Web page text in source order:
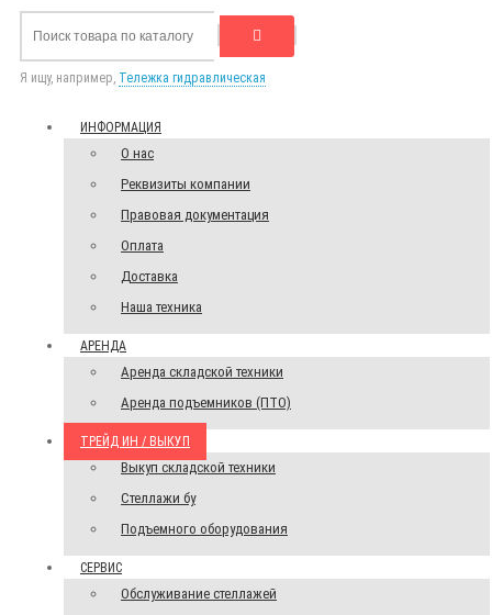
Я ищу, например, Тележка гидравлическая
ИНФОРМАЦИЯ
О нас
Реквизиты компании
Правовая документация
Оплата
Доставка
Наша техника
АРЕНДА
Аренда складской техники
Аренда подъемников (ПТО)
ТРЕЙД ИН / ВЫКУП
Выкуп складской техники
Стеллажи бу
Подъемного оборудования
СЕРВИС
Обслуживание стеллажей